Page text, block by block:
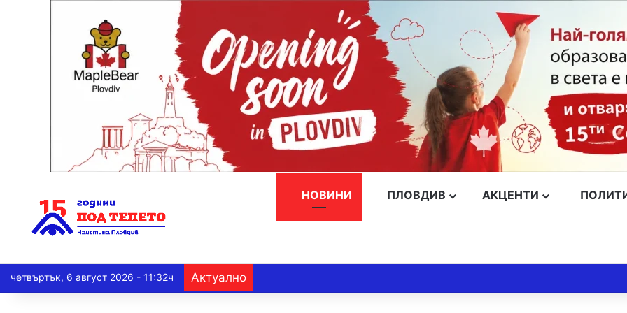
НОВИНИ ПЛОВДИВ АКЦЕНТИ
четвъртък, 6 август 2026 - 11:32ч Актуално